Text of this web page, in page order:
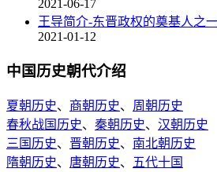
2021-06-17
王导简介-东晋政权的奠基人之
2021-01-12
中国历史朝代介绍
夏朝历史、 商朝历史、 周朝历史
春秋战国历史、 秦朝历史、 汉朝历史
三国历史、 晋朝历史、 南北朝历史
隋朝历史、 唐朝历史、
五代十国